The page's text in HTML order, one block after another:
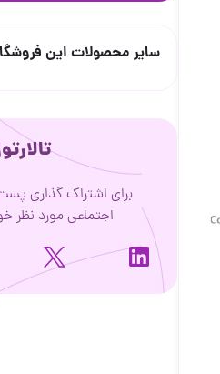
سایر محصولات این
برای اشتراک گذاری
اجتماعی مورد نظر